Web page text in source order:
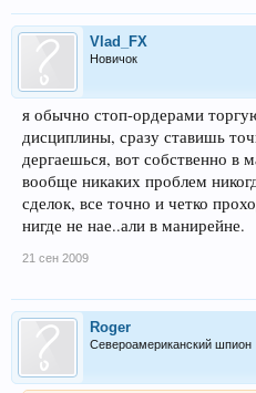
Vlad_FX
Новичок
я обычно стоп-ордерами
дисциплины, сразу ставишь
дергаешься, вот собственно в
вообще никаких проблем
сделок, все точно и четко
нигде не нае..али в манирейне.
21 сен 2009
Roger
Североамериканский шпион